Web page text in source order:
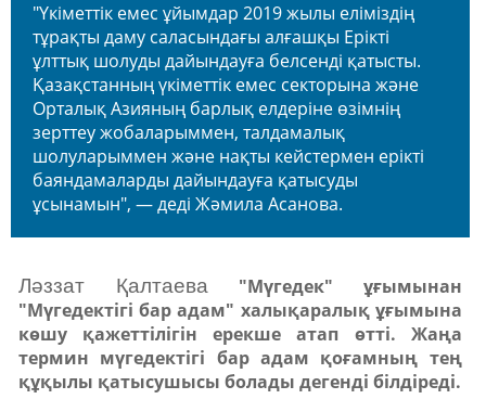
"Үкіметтік емес ұйымдар 2019 жылы еліміздің
тұрақты даму саласындағы алғашқы Ерікті
ұлттық шолуды дайындауға белсенді қатысты.
Қазақстанның үкіметтік емес секторына және
Орталық Азияның барлық елдеріне өзімнің
зерттеу жобаларыммен, талдамалық
шолуларыммен және нақты кейстермен ерікті
баяндамаларды дайындауға қатысуды
ұсынамын", — деді Жәмила Асанова.
Ләззат Қалтаева"Мүгедек" ұғымынан
"Мүгедектігі бар адам" халықаралық ұғымына
көшу қажеттілігін ерекше атап өтті. Жаңа
термин мүгедектігі бар адам қоғамның тең
құқылы қатысушысы болады дегенді білдіреді.